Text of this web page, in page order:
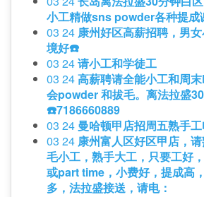
小工精做sns powder各种提成
03 24 康州好区高薪招聘，男
境好☎️
03 24请小工和学徒工
03 24高薪聘请全能小工和周
会powder 和拔毛。离法拉盛
☎️7186660889
03 24 曼哈顿甲店招周五熟手
03 24 康州富人区好区甲店，
毛小工，熟手大工，只要工好
或part time，小费好，提成高
多，法拉盛接送，请电：